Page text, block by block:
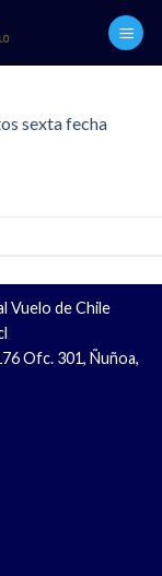
sexta fecha
Vuelo de Chile
Ofc. 301, Ñuñoa,